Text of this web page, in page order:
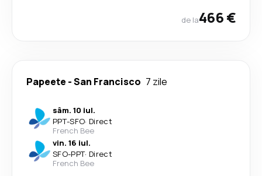
de la466 €
Papeete -San Francisco 7 zile
sâm. 10 iul.
PPT-SFO· Direct
French Bee
vin. 16 iul.
SFO-PPT· Direct
French Bee